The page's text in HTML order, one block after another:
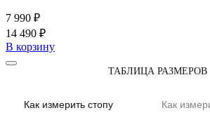
7 990 ₽
14 490 ₽
В корзину
ТАБЛИЦА РАЗМЕРОВ
Как измерить стопу Как